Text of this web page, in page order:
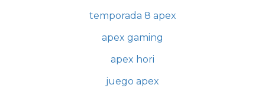
temporada 8 apex
apex gaming
apex hori
juego apex